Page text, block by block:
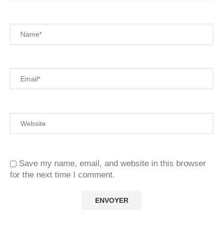
Save my name, email, and website in this browser
for the next time I comment.